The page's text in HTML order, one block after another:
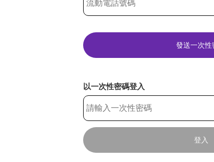
發送一次性
以一次性密碼登入
登入